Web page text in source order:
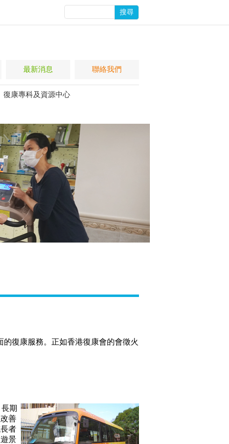
搜尋
最新消息 聯絡我們
復康專科及資源中心
復康服務。正如香港復康會的會徵火
期
善
者
景